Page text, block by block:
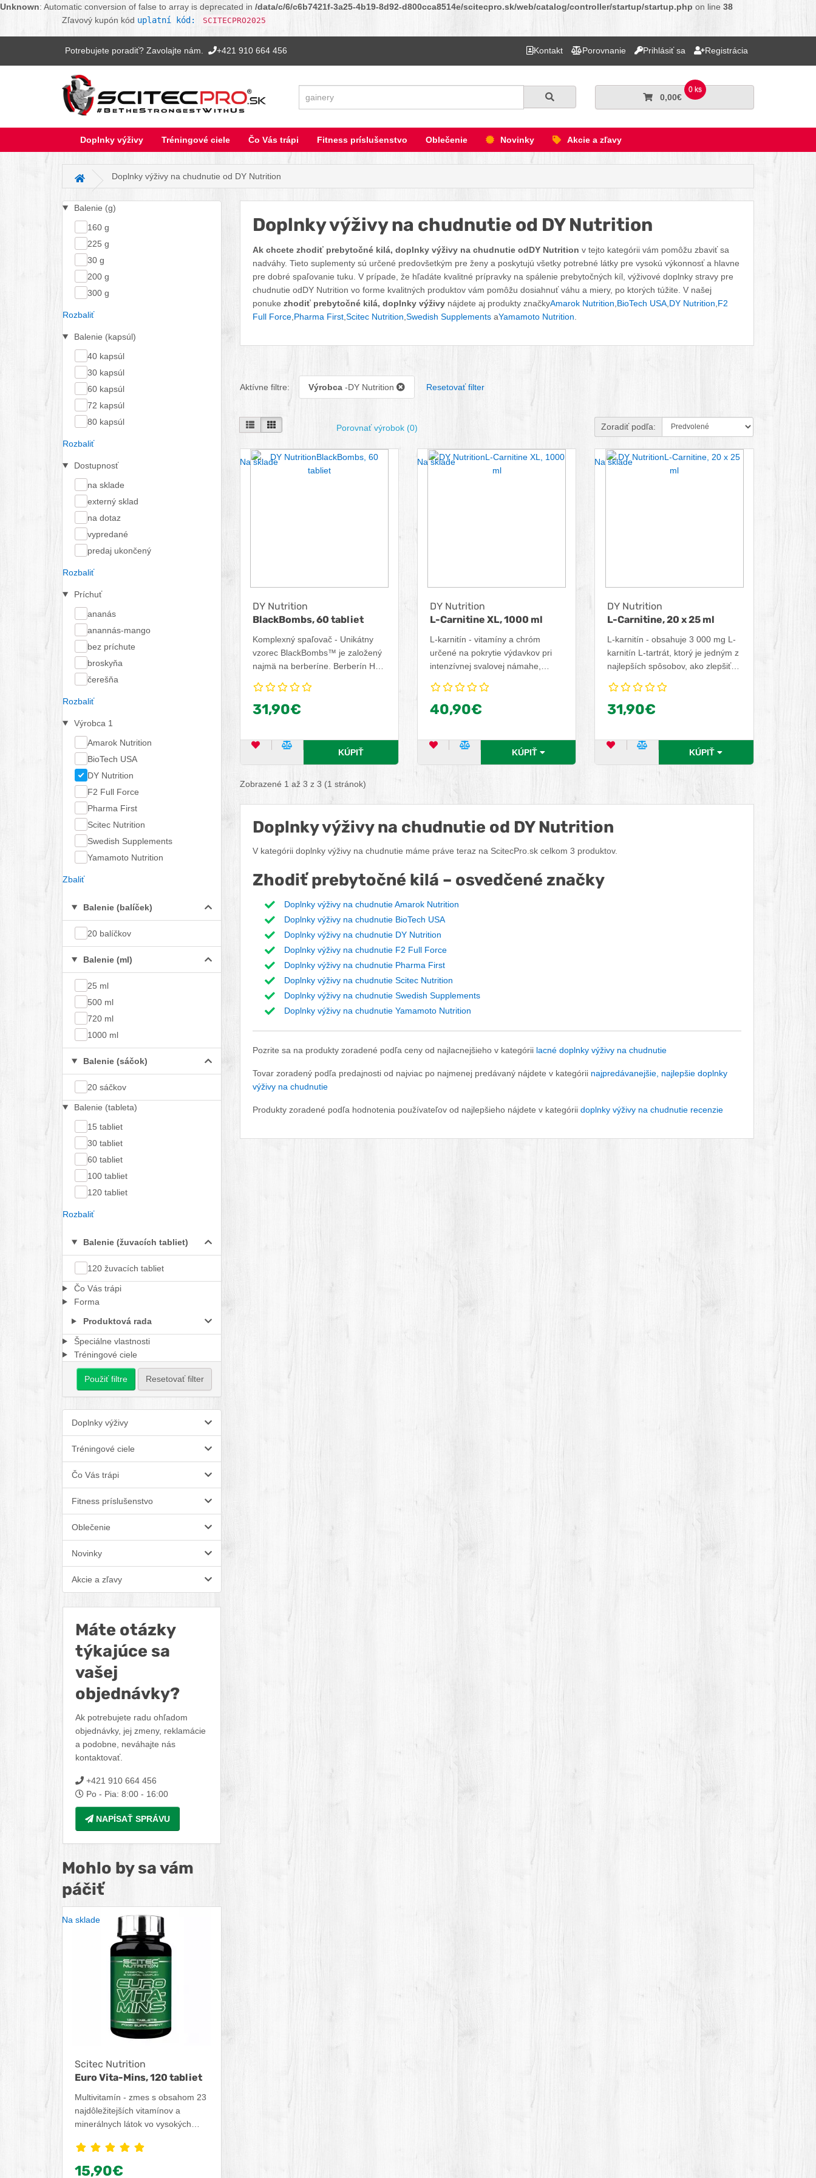
Unknown: Automatic conversion of false to array is deprecated in /data/c/6/c6b7421f-3a25-4b19-8d92-d800cca8514e/scitecpro.sk/web/catalog/controller/startup/startup.php on line 38
Zľavový kupón kód uplatní kód: SCITECPRO2025
Potrebujete poradiť? Zavolajte nám. +421 910 664 456 Kontakt Porovnanie Prihlásiť sa Registrácia
0 ks
0,00€
Doplnky výživy Tréningové ciele Čo Vás trápi Fitness príslušenstvo Oblečenie Novinky Akcie a zľavy
Hlavná stránkaDoplnky výživy na chudnutie od DY Nutrition
Balenie (g)
160 g
225 g
30 g
200 g
300 g
Rozbaliť
Balenie (kapsúl)
40 kapsúl
30 kapsúl
60 kapsúl
72 kapsúl
80 kapsúl
Rozbaliť
Dostupnosť
na sklade
externý sklad
na dotaz
vypredané
predaj ukončený
Rozbaliť
Príchuť
ananás
anannás-mango
bez príchute
broskyňa
čerešňa
Rozbaliť
Výrobca 1
Amarok Nutrition
BioTech USA
DY Nutrition
F2 Full Force
Pharma First
Scitec Nutrition
Swedish Supplements
Yamamoto Nutrition
Zbaliť
Balenie (balíček)
20 balíčkov
Balenie (ml)
25 ml
500 ml
720 ml
1000 ml
Balenie (sáčok)
20 sáčkov
Balenie (tableta)
15 tabliet
30 tabliet
60 tabliet
100 tabliet
120 tabliet
Rozbaliť
Balenie (žuvacích tabliet)
120 žuvacích tabliet
Čo Vás trápi
Forma
Produktová rada
Špeciálne vlastnosti
Tréningové ciele
Použiť filtre Resetovať filter
Doplnky výživy
Tréningové ciele
Čo Vás trápi
Fitness príslušenstvo
Oblečenie
Novinky
Akcie a zľavy
Máte otázky
týkajúce sa
vašej
objednávky?
Ak potrebujete radu ohľadom
objednávky, jej zmeny, reklamácie
a podobne, neváhajte nás
kontaktovať.
+421 910 664 456
Po - Pia: 8:00 - 16:00
NAPÍSAŤ SPRÁVU
Mohlo by sa vám
páčiť
Na sklade
Scitec Nutrition
Euro Vita-Mins, 120 tabliet
Multivitamín - zmes s obsahom 23
najdôležitejších vitamínov a
minerálnych látok vo vysokých
vitamíny patrí Vitamín C, ktorý
prispieva k normálnej funkcii
15,90€
Doplnky výživy na chudnutie od DY Nutrition
Ak chcete zhodiť prebytočné kilá, doplnky výživy na chudnutie odDY Nutrition v tejto kategórii vám pomôžu zbaviť sa
nadváhy. Tieto suplementy sú určené predovšetkým pre ženy a poskytujú všetky potrebné látky pre vysokú výkonnosť a hlavne
pre dobré spaľovanie tuku. V prípade, že hľadáte kvalitné prípravky na spálenie prebytočných kíl, výživové doplnky stravy pre
chudnutie odDY Nutrition vo forme kvalitných produktov vám pomôžu dosiahnuť váhu a miery, po ktorých túžite. V našej
ponuke zhodiť prebytočné kilá, doplnky výživynájdete aj produkty značkyAmarok Nutrition BioTech USA, DY Nutrition F2
Full Force, Pharma First, Scitec Nutrition Swedish SupplementsaYamamoto Nutrition
Aktívne filtre: Výrobca-DY Nutrition Resetovať filter
Pod sebaVedľa seba Porovnať výrobok (0) Zoradiť podľa:
Na sklade
DY Nutrition
BlackBombs, 60 tabliet
Komplexný spaľovač - Unikátny
vzorec BlackBombs™ je založený
najmä na berberíne. Berberín HCL
chuť do jedla a potláča chute,
vďaka čomu môžete dodržiavať
31,90€
OBĽÚBENÝ PRODUKT
POROVNAŤ PRODUKT
KÚPIŤ
Na sklade
DY Nutrition
L-Carnitine XL, 1000 ml
L-karnitín - vitamíny a chróm
určené na pokrytie výdavkov pri
intenzívnej svalovej námahe,
sladidlami.
40,90€
OBĽÚBENÝ PRODUKT
POROVNAŤ PRODUKT
KÚPIŤ
Na sklade
DY Nutrition
L-Carnitine, 20 x 25 ml
L-karnitín - obsahuje 3 000 mg L-
karnitín L-tartrát, ktorý je jedným z
najlepších spôsobov, ako zlepšiť
svalovej hmoty. Obohatený
chrómom a základnými vitamínmi.
31,90€
OBĽÚBENÝ PRODUKT
POROVNAŤ PRODUKT
KÚPIŤ
Zobrazené 1 až 3 z 3 (1 stránok)
Doplnky výživy na chudnutie od DY Nutrition
V kategórii doplnky výživy na chudnutie máme práve teraz na ScitecPro.sk celkom 3 produktov.
Zhodiť prebytočné kilá – osvedčené značky
Doplnky výživy na chudnutie Amarok Nutrition
Doplnky výživy na chudnutie BioTech USA
Doplnky výživy na chudnutie DY Nutrition
Doplnky výživy na chudnutie F2 Full Force
Doplnky výživy na chudnutie Pharma First
Doplnky výživy na chudnutie Scitec Nutrition
Doplnky výživy na chudnutie Swedish Supplements
Doplnky výživy na chudnutie Yamamoto Nutrition
Pozrite sa na produkty zoradené podľa ceny od najlacnejšieho v kategórii lacné doplnky výživy na chudnutie
Tovar zoradený podľa predajnosti od najviac po najmenej predávaný nájdete v kategórii najpredávanejšie, najlepšie doplnky
výživy na chudnutie
Produkty zoradené podľa hodnotenia používateľov od najlepšieho nájdete v kategórii doplnky výživy na chudnutie recenzie